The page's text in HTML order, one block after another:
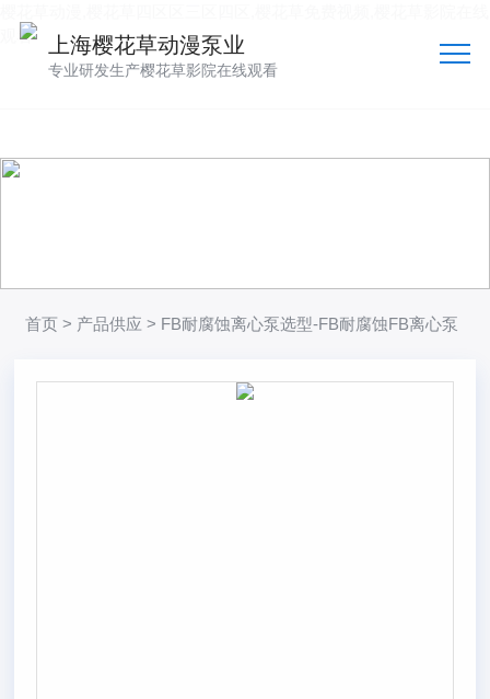
观看
上海樱花草动漫泵业
专业研发生产樱花草影院在线观看
首页 > 产品供应 > FB耐腐蚀离心泵选型-FB耐腐蚀FB离心泵